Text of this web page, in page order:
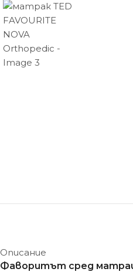
Описание
Фаворитът сред